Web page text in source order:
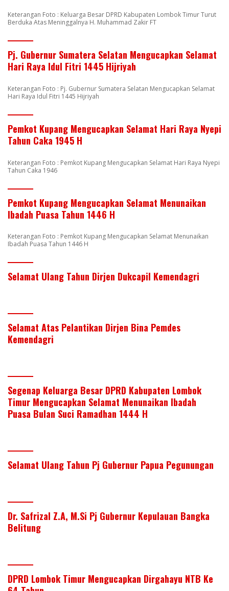
Keterangan Foto : Keluarga Besar DPRD Kabupaten Lombok Timur Turut
Berduka Atas Meninggalnya H. Muhammad Zakir FT
Pj. Gubernur Sumatera Selatan Mengucapkan Selamat
Hari Raya Idul Fitri 1445 Hijriyah
Keterangan Foto : Pj. Gubernur Sumatera Selatan Mengucapkan Selamat
Hari Raya Idul Fitri 1445 Hijriyah
Pemkot Kupang Mengucapkan Selamat Hari Raya Nyepi
Tahun Caka 1945 H
Keterangan Foto : Pemkot Kupang Mengucapkan Selamat Hari Raya Nyepi
Tahun Caka 1946
Pemkot Kupang Mengucapkan Selamat Menunaikan
Ibadah Puasa Tahun 1446 H
Keterangan Foto : Pemkot Kupang Mengucapkan Selamat Menunaikan
Ibadah Puasa Tahun 1446 H
Selamat Ulang Tahun Dirjen Dukcapil Kemendagri
Selamat Atas Pelantikan Dirjen Bina Pemdes
Kemendagri
Segenap Keluarga Besar DPRD Kabupaten Lombok
Timur Mengucapkan Selamat Menunaikan Ibadah
Puasa Bulan Suci Ramadhan 1444 H
Selamat Ulang Tahun Pj Gubernur Papua Pegunungan
Dr. Safrizal Z.A, M.Si Pj Gubernur Kepulauan Bangka
Belitung
DPRD Lombok Timur Mengucapkan Dirgahayu NTB Ke